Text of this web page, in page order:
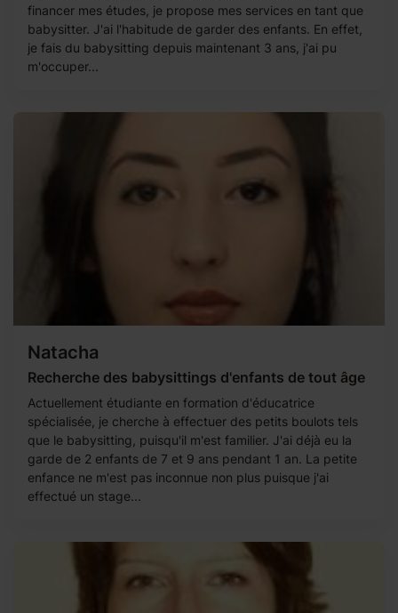
financer mes études, je propose mes services en tant que
babysitter. J'ai l'habitude de garder des enfants. En effet,
je fais du babysitting depuis maintenant 3 ans, j'ai pu
m'occuper...
Natacha
Recherche des babysittings d'enfants de tout âge
Actuellement étudiante en formation d'éducatrice
spécialisée, je cherche à effectuer des petits boulots tels
que le babysitting, puisqu'il m'est familier. J'ai déjà eu la
garde de 2 enfants de 7 et 9 ans pendant 1 an. La petite
enfance ne m'est pas inconnue non plus puisque j'ai
effectué un stage...